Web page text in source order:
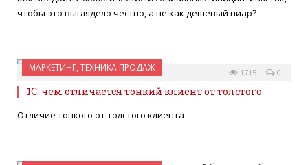
чтобы это выглядело честно, а не как дешевый пиар?
МАРКЕТИНГ, ТЕХНИКА ПРОДАЖ
21 МАРТА 2025 0
1715
1С: чем отличается тонкий клиент от толстого
Отличие тонкого от толстого клиента